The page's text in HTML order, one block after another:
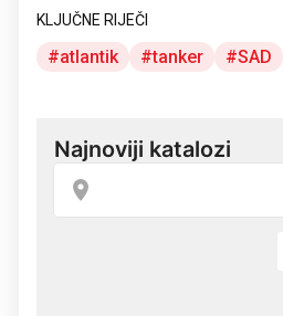
KLJUČNE RIJEČI
atlantik tanker SAD